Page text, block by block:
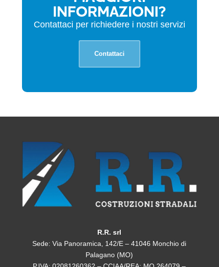
INFORMAZIONI?
Contattaci per richiedere i nostri servizi
Contattaci
R.R. srl
Sede: Via Panoramica, 142/E – 41046 Monchio di
Palagano (MO)